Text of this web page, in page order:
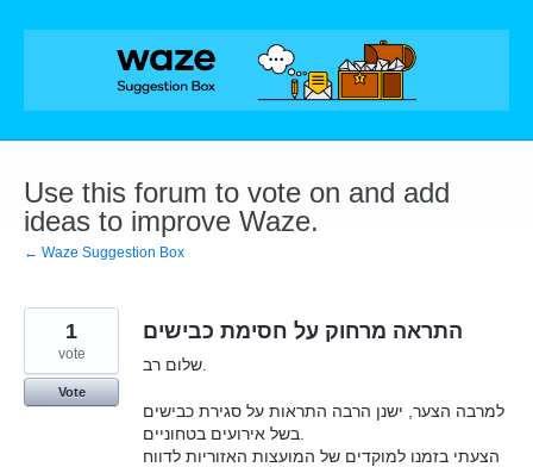
Skip
Use this forum to vote on and add
ideas to improve Waze.
← Waze Suggestion Box
התראה מרחוק על חסימת כבישים
למרבה הצער, ישנן הרבה התראות על סגירת כבישים
הצעתי בזמנו למוקדים של המועצות האזוריות לדווח
1
vote
Vote